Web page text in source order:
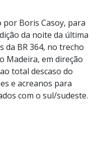
Boris Casoy, para
da noite da última
da BR 364, no trecho
Madeira, em direção
total descaso do
e acreanos para
com o sul/sudeste.